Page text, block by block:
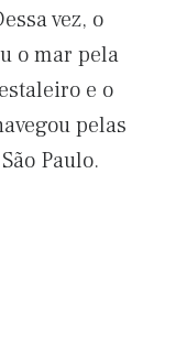
vez, o
o mar pela
e o
pelas
Paulo.